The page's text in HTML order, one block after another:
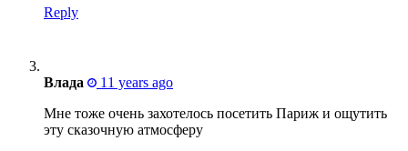
Reply
Влада
11 years ago
Мне тоже очень захотелось посетить Париж и ощутить
эту сказочную атмосферу